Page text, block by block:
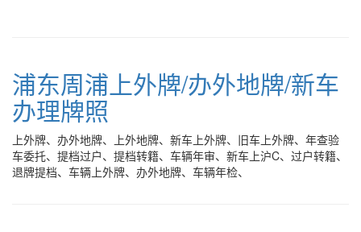
浦东周浦上外牌/办外地牌/新车
办理牌照
上外牌、办外地牌、上外地牌、新车上外牌、旧车上外牌、年查验
车委托、提档过户、提档转籍、车辆年审、新车上沪C、过户转籍、
退牌提档、车辆上外牌、办外地牌、车辆年检、